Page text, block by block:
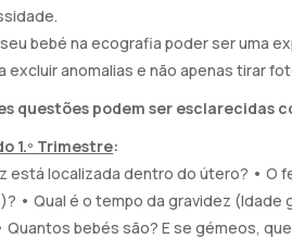
bebé na ecografia poder ser uma
excluir anomalias e não apenas tirar
questões podem ser esclarecidas
1.º Trimestre:
está localizada dentro do útero? • O
• Qual é o tempo da gravidez
Quantos bebés são? E se gémeos,